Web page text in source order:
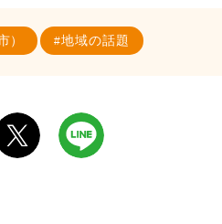
） 地域の話題